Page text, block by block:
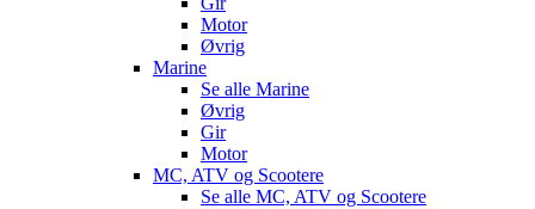
Motor
Øvrig
Marine
Se alle Marine
Øvrig
Gir
Motor
MC, ATV og Scootere
Se alle MC, ATV og Scootere